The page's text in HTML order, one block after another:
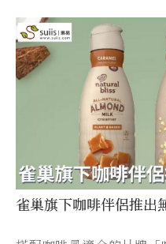
雀巢旗下咖啡伴侶推出